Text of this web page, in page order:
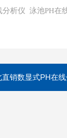
分析仪 泳池PH在
销数显式PH在线分